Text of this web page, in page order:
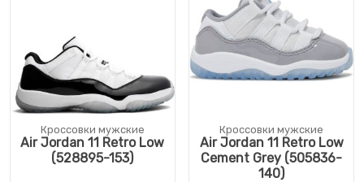
Кроссовки мужские
Air Jordan 11 Retro Low
(528895-153)
Кроссовки мужские
Air Jordan 11 Retro Low
Cement Grey (505836-
140)